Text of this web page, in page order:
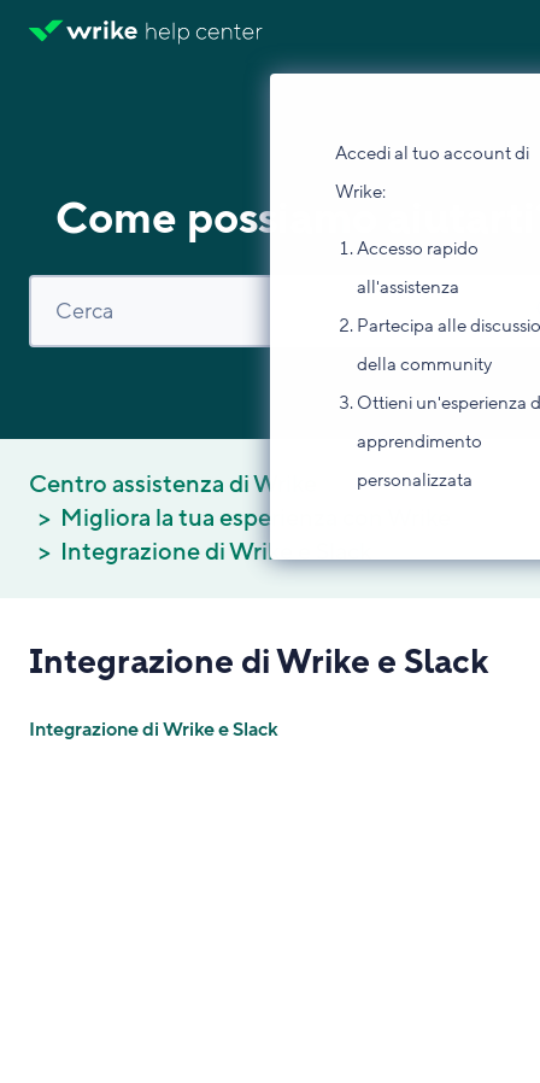
Accedi al tuo account di
Wrike:
Accesso rapido
all'assistenza
Partecipa alle
della community
Ottieni un'esperienza
apprendimento
personalizzata
Come possiamo
Centro assistenza di Wrike
Migliora la tua esperienza con Wrike
Integrazione di Wrike e Slack
Integrazione di Wrike e Slack
Integrazione di Wrike e Slack